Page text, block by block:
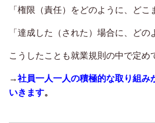
「権限（責任）をどのように、どこ
「達成した（された）場合に、どの
こうしたことも就業規則の中で定め
→社員一人一人の積極的な取り組み
いきます。